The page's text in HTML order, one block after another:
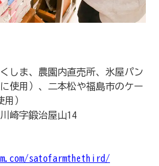
しま、農園内直売所、氷屋パン
使用）、二本松や福島市のケー
）
崎字鍛治屋山14
satofarmthethird/